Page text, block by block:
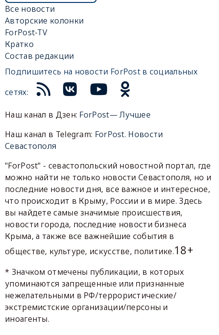
Все новости
Авторские колонки
ForPost-TV
Кратко
Состав редакции
Подпишитесь на новости ForPost в социальных
сетях:
Наш канал в Дзен: ForPost— Лучшее
Наш канал в Telegram: ForPost. Новости
Севастополя
"ForPost" - севастопольский новостной портал, где
можно найти не только новости Севастополя, но и
последние новости дня, все важное и интересное,
что происходит в Крыму, России и в мире. Здесь
вы найдете самые значимые происшествия,
новости города, последние новости бизнеса
Крыма, а также все важнейшие события в
обществе, культуре, искусстве, политике.18+
* Значком отмечены публикации, в которых
упоминаются запрещенные или признанные
нежелательными в РФ/террористические/
экстремистские организации/персоны и
иноагенты.